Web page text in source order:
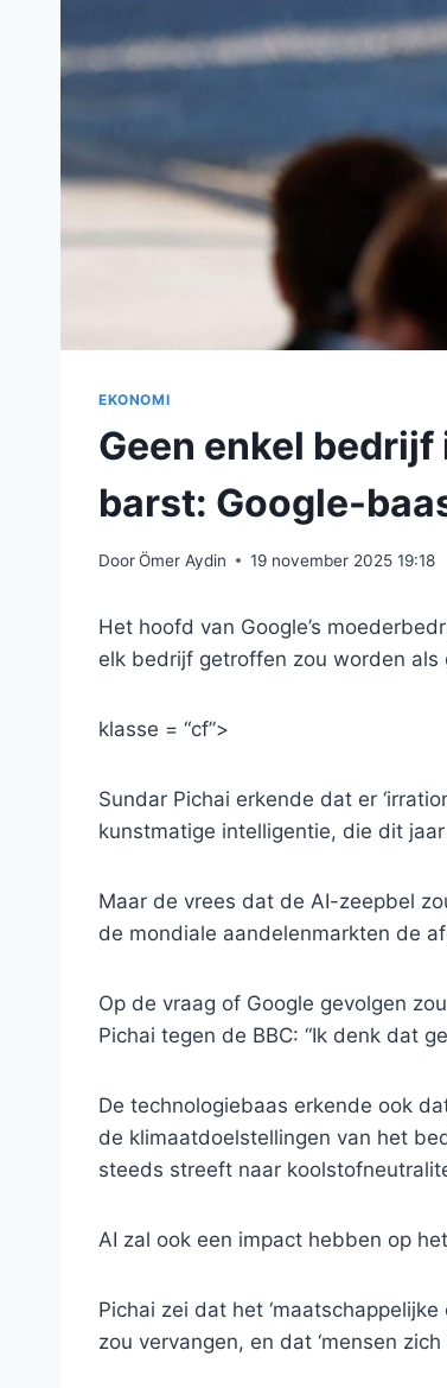
EKONOMI
Geen enkel
barst: Google-
DoorÖmer Aydin 19 november 2025 19:18
Het hoofd van Google’s
elk bedrijf getroffen zou worden
klasse = “cf”>
Sundar Pichai erkende dat er
kunstmatige intelligentie, die dit
Maar de vrees dat de AI-zeepbel
de mondiale aandelenmarkten de
Op de vraag of Google gevolgen
Pichai tegen de BBC: “Ik denk dat
De technologiebaas erkende ook
de klimaatdoelstellingen van het
steeds streeft naar
AI zal ook een impact hebben op
Pichai zei dat het
zou vervangen, en dat ‘mensen